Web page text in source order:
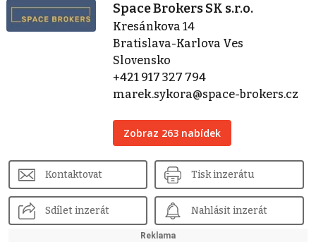
Space Brokers SK s.r.o.
Kresánkova 14
Bratislava-Karlova Ves
Slovensko
+421 917 327 794
marek.sykora@space-brokers.cz
Zobraz 263 nabídek
Kontaktovat Tisk inzerátu
Sdílet inzerát Nahlásit inzerát